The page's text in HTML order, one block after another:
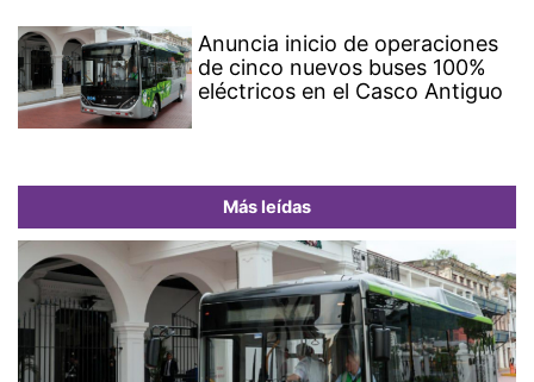
Anuncia inicio de operaciones
de cinco nuevos buses 100%
eléctricos en el Casco Antiguo
Más leídas